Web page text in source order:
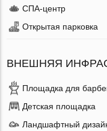
СПА-центр
Открытая парковка
ВНЕШНЯЯ
Площадка для
Детская площадка
Ландшафтный